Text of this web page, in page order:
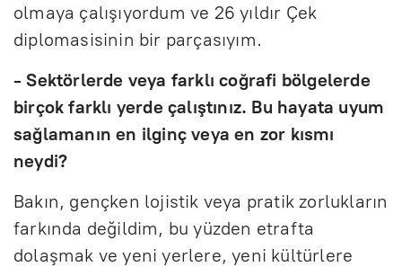
olmaya çalışıyordum ve 26 yıldır Çek
diplomasisinin bir parçasıyım.
- Sektörlerde veya farklı coğrafi bölgelerde
birçok farklı yerde çalıştınız. Bu hayata uyum
sağlamanın en ilginç veya en zor kısmı
neydi?
Bakın, gençken lojistik veya pratik zorlukların
farkında değildim, bu yüzden etrafta
dolaşmak ve yeni yerlere, yeni kültürlere